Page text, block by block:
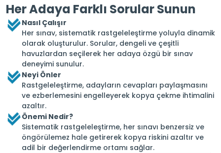
Her Adaya Farklı Sorular Sunun
Nasıl Çalışır
Her sınav, sistematik rastgeleleştirme yoluyla dinamik
olarak oluşturulur. Sorular, dengeli ve çeşitli
havuzlardan seçilerek her adaya özgü bir sınav
deneyimi sunulur.
Neyi Önler
Rastgeleleştirme, adayların cevapları paylaşmasını
ve ezberlemesini engelleyerek kopya çekme ihtimalini
azaltır.
Önemi Nedir?
Sistematik rastgeleleştirme, her sınavı benzersiz ve
öngörülemez hale getirerek kopya riskini azaltır ve
adil bir değerlendirme ortamı sağlar.